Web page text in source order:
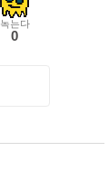
녹는다
0